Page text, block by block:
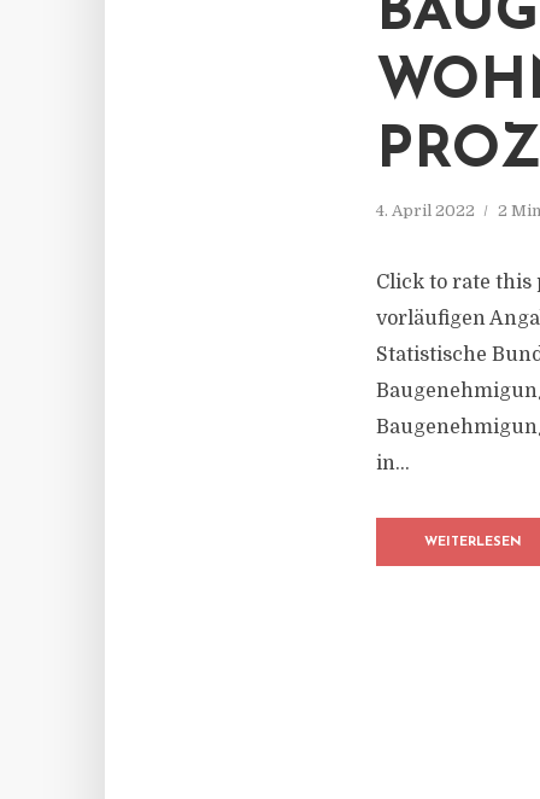
4. April 2022 2
Click to rate this
vorläufigen
Statistische
in...
WEITERLESEN